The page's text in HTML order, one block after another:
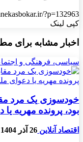
?p=132963
کپی لینک
اخبار مشابه برای
سیاسی، فرهنگی و
خودسوزی یک مرد
بود، پرونده مهریه‌
اقتصاد آنلاین 26 آذر 1404